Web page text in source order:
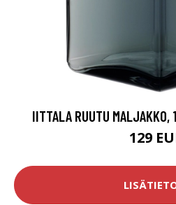
IITTALA RUUTU MALJAKKO,
129